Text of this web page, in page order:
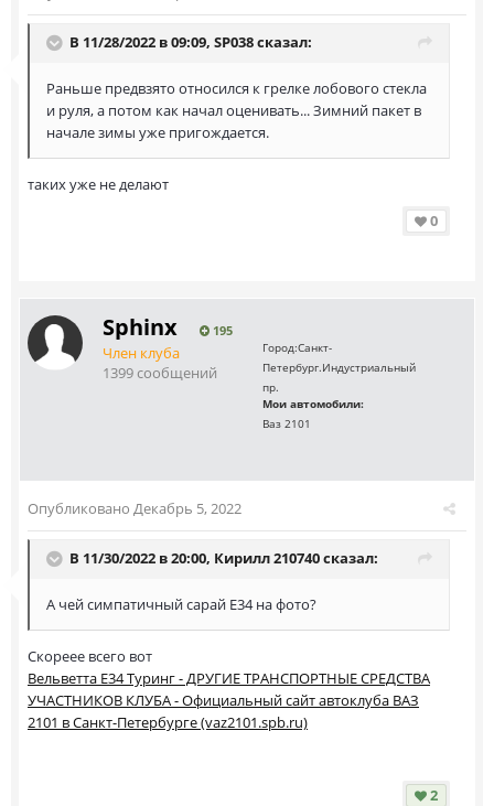
В 11/28/2022 в 09:09, SP038сказал:
Раньше предвзято относился к грелке лобового стекла
и руля, а потом как начал оценивать... Зимний пакет в
начале зимы уже пригождается.
таких уже не делают
0
Sphinx 195
Член клуба
1399 сообщений
Город:Санкт-
Петербург.Индустриальный
пр.
Мои автомобили:
Ваз 2101
Опубликовано Декабрь 5, 2022
В 11/30/2022 в 20:00, Кирилл 210740сказал:
А чей симпатичный сарай Е34 на фото?
Скореее всего вот
Вельветта Е34 Туринг - ДРУГИЕ ТРАНСПОРТНЫЕ СРЕДСТВА
УЧАСТНИКОВ КЛУБА - Официальный сайт автоклуба ВАЗ
2101 в Санкт-Петербурге (vaz2101.spb.ru)
2